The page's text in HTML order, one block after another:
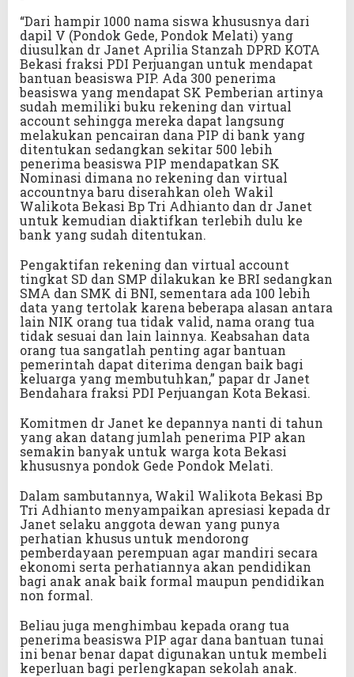
“Dari hampir 1000 nama siswa khususnya dari
dapil V (Pondok Gede, Pondok Melati) yang
diusulkan dr Janet Aprilia Stanzah DPRD KOTA
Bekasi fraksi PDI Perjuangan untuk mendapat
bantuan beasiswa PIP. Ada 300 penerima
beasiswa yang mendapat SK Pemberian artinya
sudah memiliki buku rekening dan virtual
account sehingga mereka dapat langsung
melakukan pencairan dana PIP di bank yang
ditentukan sedangkan sekitar 500 lebih
penerima beasiswa PIP mendapatkan SK
Nominasi dimana no rekening dan virtual
accountnya baru diserahkan oleh Wakil
Walikota Bekasi Bp Tri Adhianto dan dr Janet
untuk kemudian diaktifkan terlebih dulu ke
bank yang sudah ditentukan.
Pengaktifan rekening dan virtual account
tingkat SD dan SMP dilakukan ke BRI sedangkan
SMA dan SMK di BNI, sementara ada 100 lebih
data yang tertolak karena beberapa alasan antara
lain NIK orang tua tidak valid, nama orang tua
tidak sesuai dan lain lainnya. Keabsahan data
orang tua sangatlah penting agar bantuan
pemerintah dapat diterima dengan baik bagi
keluarga yang membutuhkan,” papar dr Janet
Bendahara fraksi PDI Perjuangan Kota Bekasi.
Komitmen dr Janet ke depannya nanti di tahun
yang akan datang jumlah penerima PIP akan
semakin banyak untuk warga kota Bekasi
khususnya pondok Gede Pondok Melati.
Dalam sambutannya, Wakil Walikota Bekasi Bp
Tri Adhianto menyampaikan apresiasi kepada dr
Janet selaku anggota dewan yang punya
perhatian khusus untuk mendorong
pemberdayaan perempuan agar mandiri secara
ekonomi serta perhatiannya akan pendidikan
bagi anak anak baik formal maupun pendidikan
non formal.
Beliau juga menghimbau kepada orang tua
penerima beasiswa PIP agar dana bantuan tunai
ini benar benar dapat digunakan untuk membeli
keperluan bagi perlengkapan sekolah anak.